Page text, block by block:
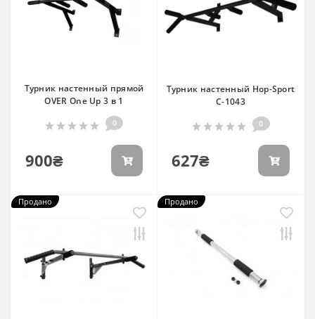
Турник настенный прямой
OVER One Up 3 в 1
0
900₴
Турник настенный Hop-Sport
С-1043
0
627₴
Продано Продано